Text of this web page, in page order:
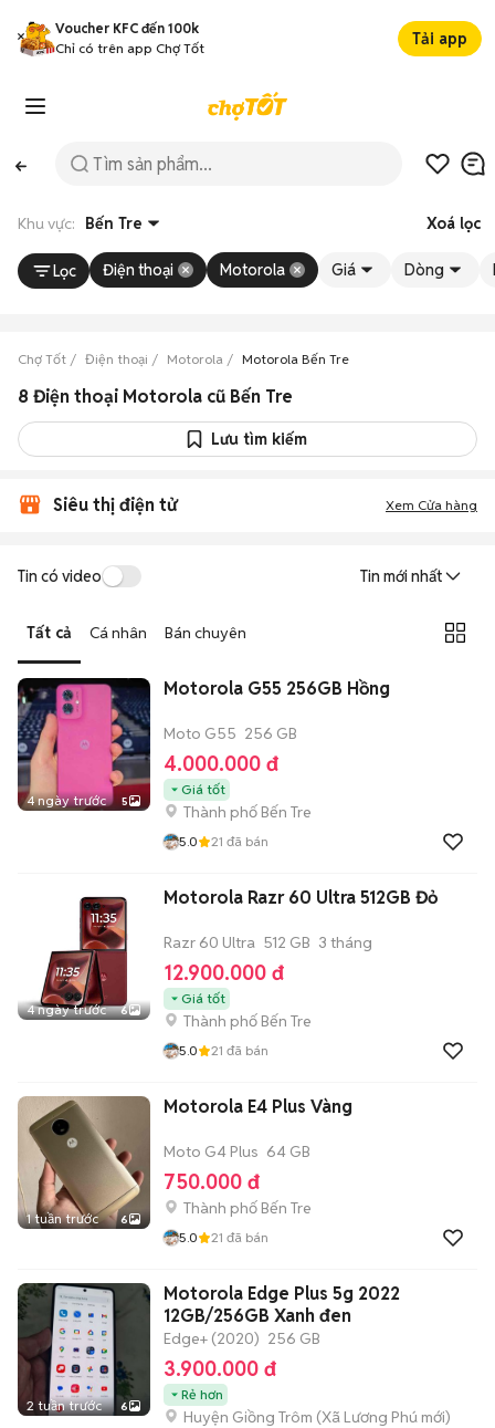
Voucher KFC đến 100k
Chỉ có trên app Chợ Tốt
Tải app
Khu vực: Bến Tre Xoá lọc
Lọc Điện thoại Motorola Giá Dòng
Chợ Tốt Điện thoại Motorola Motorola Bến Tre
8 Điện thoại Motorola cũ Bến Tre
Lưu tìm kiếm
Siêu thị điện tử Xem Cửa hàng
Tin có video Tin mới nhất
Tất cả Cá nhân Bán chuyên
4 ngày trước 5
Motorola G55 256GB Hồng
Moto G55 256 GB
4.000.000 đ
Giá tốt
Thành phố Bến Tre
5.0 21 đã bán
4 ngày trước 6
Motorola Razr 60 Ultra 512GB Đỏ
Razr 60 Ultra 512 GB 3 tháng
12.900.000 đ
Giá tốt
Thành phố Bến Tre
5.0 21 đã bán
1 tuần trước 6
Motorola E4 Plus Vàng
Moto G4 Plus 64 GB
750.000 đ
Thành phố Bến Tre
5.0 21 đã bán
2 tuần trước 6
Motorola Edge Plus 5g 2022
12GB/256GB Xanh đen
Edge+ (2020) 256 GB
3.900.000 đ
Rẻ hơn
Huyện Giồng Trôm (Xã Lương Phú mới)